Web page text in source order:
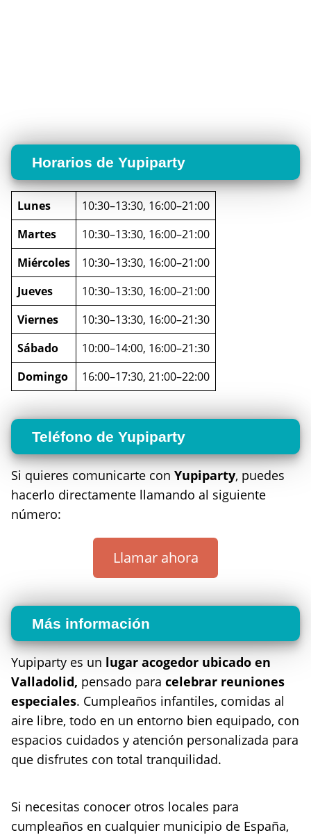
Horarios de Yupiparty
Lunes
10:30–13:30, 16:00–21:00
Martes
10:30–13:30, 16:00–21:00
Miércoles
10:30–13:30, 16:00–21:00
Jueves
10:30–13:30, 16:00–21:00
Viernes
10:30–13:30, 16:00–21:30
Sábado
10:00–14:00, 16:00–21:30
Domingo
16:00–17:30, 21:00–22:00
Teléfono de Yupiparty
Si quieres comunicarte con Yupiparty, puedes
hacerlo directamente llamando al siguiente
número:
Llamar ahora
Más información
Yupiparty es un lugar acogedor ubicado en
Valladolid, pensado para celebrar reuniones
especiales. Cumpleaños infantiles, comidas al
aire libre, todo en un entorno bien equipado, con
espacios cuidados y atención personalizada para
que disfrutes con total tranquilidad.
Si necesitas conocer otros locales para
cumpleaños en cualquier municipio de España,